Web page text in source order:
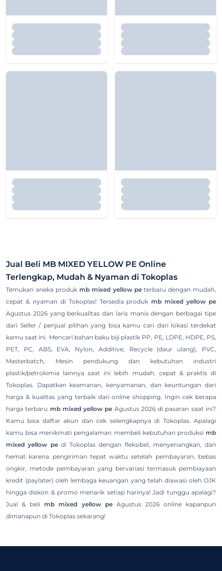
Jual Beli MB MIXED YELLOW PE Online
Terlengkap, Mudah & Nyaman di Tokoplas
Temukan aneka produk mb mixed yellow peterbaru dengan mudah,
cepat & nyaman di Tokoplas! Tersedia produk mb mixed yellow pe
Agustus 2026 yang berkualitas dan laris manis dengan berbagai tipe
dari Seller / penjual pilihan yang bisa kamu cari dari lokasi terdekat
kamu saat ini. Mencari bahan baku biji plastik PP, PE, LDPE, HDPE, PS,
PET, PC, ABS, EVA, Nylon, Additive, Recycle (daur ulang), PVC,
Masterbatch, Mesin pendukung dan kebutuhan industri
plastik/petrokimia lainnya saat ini lebih mudah, cepat & praktis di
Tokoplas. Dapatkan keamanan, kenyamanan, dan keuntungan dari
harga & kualitas yang terbaik dari online shopping. Ingin cek berapa
harga terbaru mb mixed yellow pe Agustus 2026 di pasaran saat ini?
Kamu bisa daftar akun dan cek selengkapnya di Tokoplas. Apalagi
kamu bisa menikmati pengalaman membeli kebutuhan produksi mb
mixed yellow pedi Tokoplas dengan fleksibel, menyenangkan, dan
hemat karena pengiriman tepat waktu setelah pembayaran, bebas
ongkir, metode pembayaran yang bervariasi termasuk pembiayaan
kredit (paylater) oleh lembaga keuangan yang telah diawasi oleh OJK
hingga diskon & promo menarik setiap harinya! Jadi tunggu apalagi?
Jual & beli mb mixed yellow peAgustus 2026 online kapanpun
dimanapun di Tokoplas sekarang!